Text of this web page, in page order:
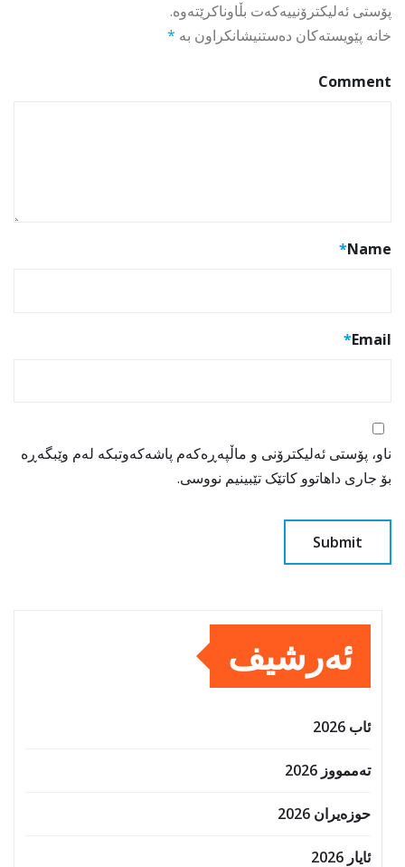
پۆستی ئەلیکترۆنییەکەت بڵاوناکرێتەوە.
خانە پێویستەکان دەستنیشانکراون بە *
Comment
Name
*
Email
*
ناو، پۆستی ئەلیکترۆنی و ماڵپەڕەکەم پاشەکەوتبکە لەم وێبگەڕە
بۆ جاری داهاتوو کاتێک تێبینیم نووسی.
ئەرشیف
ئاب 2026
تەممووز 2026
حوزه‌یران 2026
ئایار 2026